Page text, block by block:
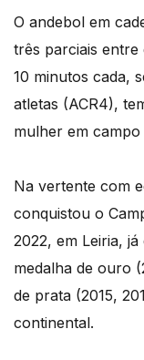
O andebol em
três parciais entre
10 minutos cada,
atletas (ACR4),
mulher em
Na vertente com
conquistou o
2022, em Leiria,
medalha de ouro
de prata (2015,
continental.